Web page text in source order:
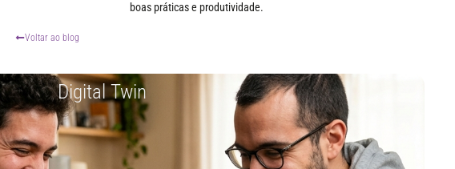
boas práticas e produtividade.
Voltar ao blog
Digital Twin